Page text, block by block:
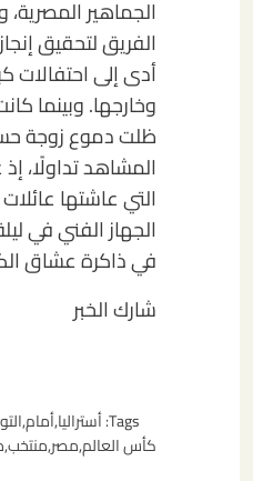
الجماهير
الفريق لتحقيق
أدى إلى احتفالات
وخارجها. وبينما
ظلت دموع زوجة
المشاهد تداولًا،
التي عاشتها عائلات
الجهاز الفني في
في ذاكرة عشاق
شارك الخبر
Tags: أستراليا,أمام,
كأس العالم,مصر,منتخب,